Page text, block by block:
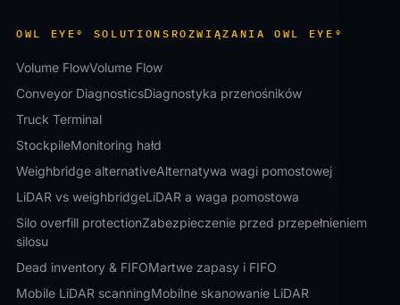
OWL EYE® SOLUTIONS ROZWIĄZANIA OWL EYE®
Volume FlowVolume Flow
Conveyor DiagnosticsDiagnostyka przenośników
Truck Terminal
StockpileMonitoring hałd
Weighbridge alternativeAlternatywa wagi pomostowej
LiDAR vs weighbridgeLiDAR a waga pomostowa
Silo overfill protectionZabezpieczenie przed przepełnieniem
silosu
Dead inventory & FIFOMartwe zapasy i FIFO
Mobile LiDAR scanningMobilne skanowanie LiDAR